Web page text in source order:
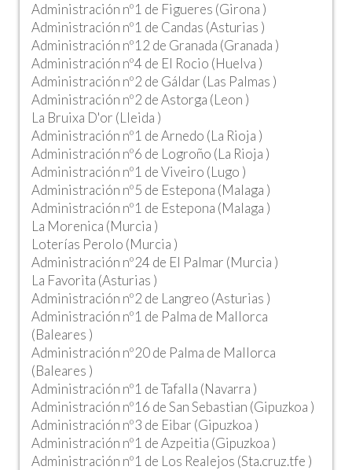
Administración nº1 de Figueres (Girona )
Administración nº1 de Candas (Asturias )
Administración nº12 de Granada (Granada )
Administración nº4 de El Rocio (Huelva )
Administración nº2 de Gáldar (Las Palmas )
Administración nº2 de Astorga (Leon )
La Bruixa D'or (Lleida )
Administración nº1 de Arnedo (La Rioja )
Administración nº6 de Logroño (La Rioja )
Administración nº1 de Viveiro (Lugo )
Administración nº5 de Estepona (Malaga )
Administración nº1 de Estepona (Malaga )
La Morenica (Murcia )
Loterías Perolo (Murcia )
Administración nº24 de El Palmar (Murcia )
La Favorita (Asturias )
Administración nº2 de Langreo (Asturias )
Administración nº1 de Palma de Mallorca
(Baleares )
Administración nº20 de Palma de Mallorca
(Baleares )
Administración nº1 de Tafalla (Navarra )
Administración nº16 de San Sebastian (Gipuzkoa )
Administración nº3 de Eibar (Gipuzkoa )
Administración nº1 de Azpeitia (Gipuzkoa )
Administración nº1 de Los Realejos (Sta.cruz.tfe )